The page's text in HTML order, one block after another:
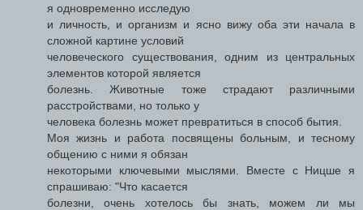
я одновременно исследую
и личность, и организм и ясно вижу оба эти начала в
сложной картине условий
человеческого существования, одним из центральных
элементов которой является
болезнь. Животные тоже страдают различными
расстройствами, но только у
человека болезнь может превратиться в способ бытия.
Моя жизнь и работа посвящены больным, и тесному
общению с ними я обязан
некоторыми ключевыми мыслями. Вместе с Ницше я
спрашиваю: "Что касается
болезни, очень хотелось бы знать, можем ли мы